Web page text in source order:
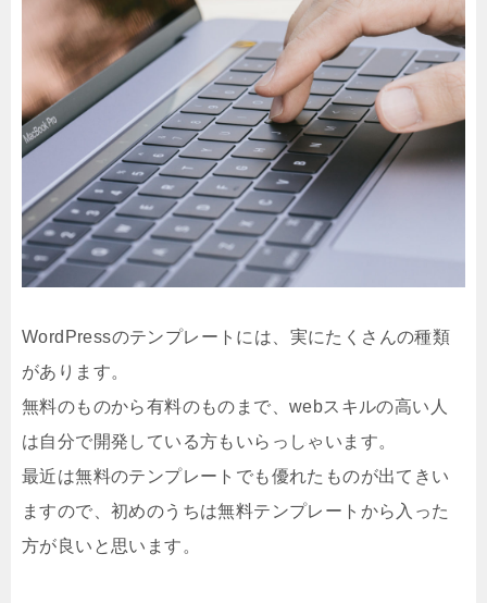
WordPressのテンプレートには、実にたくさんの種類
があります。
無料のものから有料のものまで、webスキルの高い人
は自分で開発している方もいらっしゃいます。
最近は無料のテンプレートでも優れたものが出てきい
ますので、初めのうちは無料テンプレートから入った
方が良いと思います。